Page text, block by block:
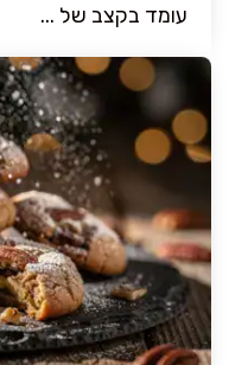
עומד בקצב של ...